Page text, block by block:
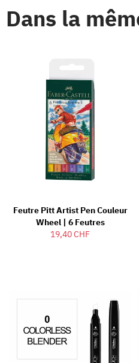
Dans la
Feutre Pitt Artist Pen Couleur
Wheel | 6 Feutres
19,40 CHF